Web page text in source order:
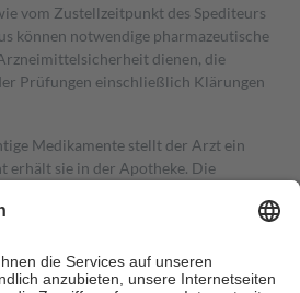
vom Zustellzeitpunkt des Spediteurs
können notwendige pharmazeutische
dienen, die
Prüfungen einschließlich Klärungen
Medikamente stellt der Arzt ein
erhält sie in der Apotheke. Die
trägt einen Teil davon als Zuzahlung
Zuzahlungen in Höhe von zehn
mindestensjedochfünf Euround